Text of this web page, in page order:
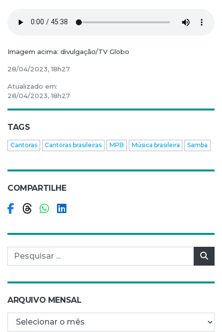
Imagem acima: divulgação/TV Globo
28/04/2023, 18h27
Atualizado em:
28/04/2023, 18h27
TAGS
Cantoras Cantoras brasileiras MPB Música brasileira Samba
COMPARTILHE
Compartilhar no Facebook
Compartilhar no Threads
Compartilhar no WhatsApp
Compartilhar no LinkedIn
Pesquisar por:
ARQUIVO MENSAL
Arquivo mensal